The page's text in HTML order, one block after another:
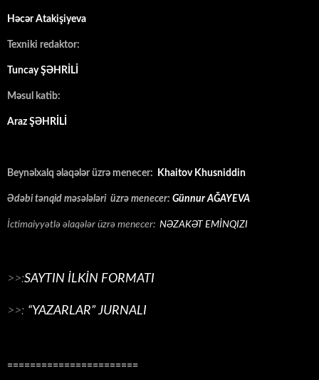
Həcər Atakişiyeva
Texniki redaktor:
Tuncay ŞƏHRİLİ
Məsul katib:
Araz ŞƏHRİLİ
Beynəlxalq əlaqələr üzrə menecer: Khaitov Khusniddin
Ədəbi tənqid məsələləri üzrə menecer: Günnur AĞAYEVA
İctimaiyyətlə əlaqələr üzrə menecer: NƏZAKƏT EMİNQIZI
>>:SAYTIN İLKİN FORMATI
>>: “YAZARLAR” JURNALI
=======================